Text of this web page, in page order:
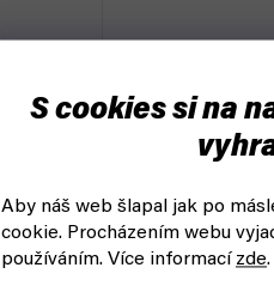
S cookies si na
Aby náš web šlapal jak po
cookie. Procházením webu
používáním. Více informací zde.